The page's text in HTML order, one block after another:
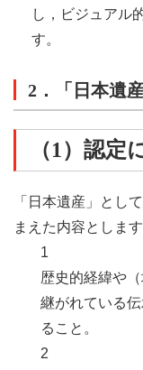
し，ビジュアル
す。
2．「日本遺
（1）認定
「日本遺産」とし
まえた内容とします
1
歴史的経緯や
継がれている
ること。
2